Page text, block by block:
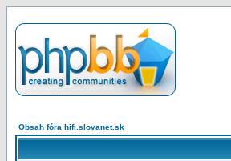
Obsah fóra hifi.slovanet.sk